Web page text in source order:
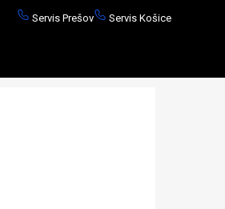
Servis Prešov Servis Košice